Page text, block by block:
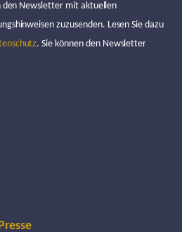
den Newsletter mit aktuellen
zuzusenden. Lesen Sie dazu
. Sie können den Newsletter